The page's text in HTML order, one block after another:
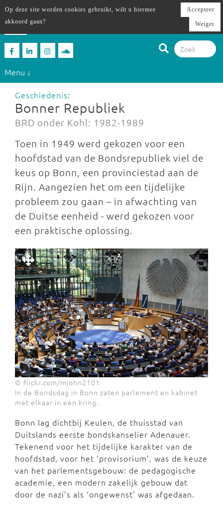
Menu ↓
Geschiedenis:
Bonner Republiek
BRD onder Kohl: 1982-1989
Toen in 1949 werd gekozen voor een
hoofdstad van de Bondsrepubliek viel de
keus op Bonn, een provinciestad aan de
Rijn. Aangezien het om een tijdelijke
probleem zou gaan – in afwachting van
de Duitse eenheid - werd gekozen voor
een praktische oplossing.
© flickr.com/mjohn2101
In de Bondsdag in Bonn zaten parlement en kabinet
met elkaar in een kring.
Bonn lag dichtbij Keulen, de thuisstad van
Duitslands eerste bondskanselier Adenauer.
Tekenend voor het tijdelijke karakter van de
hoofdstad, voor het ‘provisorium’, was de keuze
van het parlementsgebouw: de pedagogische
academie, een modern zakelijk gebouw dat
door de nazi’s als ‘ongewenst’ was afgedaan.
Op deze site worden cookies gebruikt, wilt u hiermee
akkoord gaan?
Accepteer
Weiger